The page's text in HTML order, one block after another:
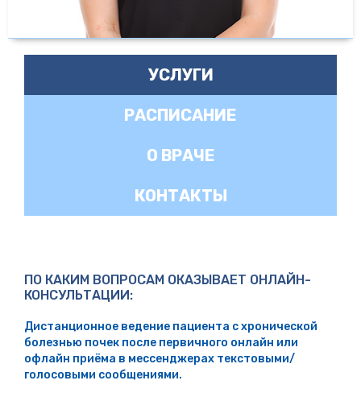
УСЛУГИ
РАСПИСАНИЕ
О ВРАЧЕ
КОНТАКТЫ
ПО КАКИМ ВОПРОСАМ ОКАЗЫВАЕТ ОНЛАЙН-
КОНСУЛЬТАЦИИ:
Дистанционное ведение пациента с хронической
болезнью почек после первичного онлайн или
офлайн приёма в мессенджерах текстовыми/
голосовыми сообщениями.